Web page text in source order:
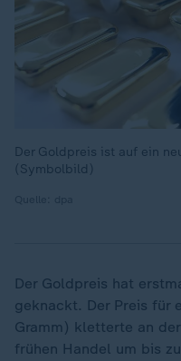
Der Goldpreis ist auf ein
(Symbolbild)
Der Goldpreis hat
geknackt. Der Preis für
Gramm) kletterte an
frühen Handel um bis